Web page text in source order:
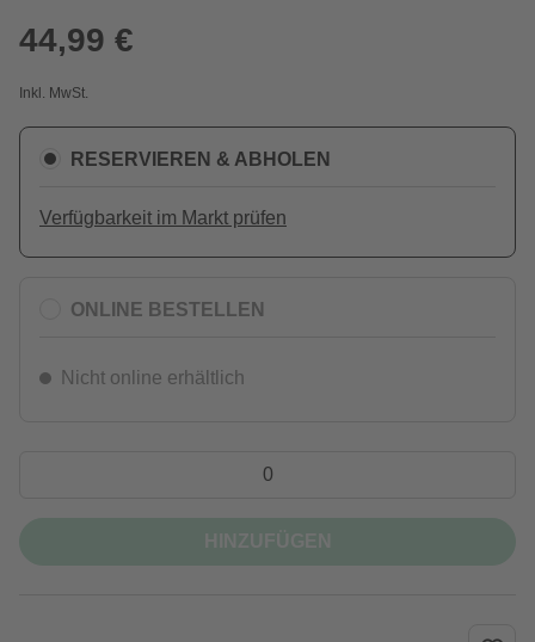
44,99 €
Inkl. MwSt.
RESERVIEREN & ABHOLEN
Verfügbarkeit im Markt prüfen
ONLINE BESTELLEN
Nicht online erhältlich